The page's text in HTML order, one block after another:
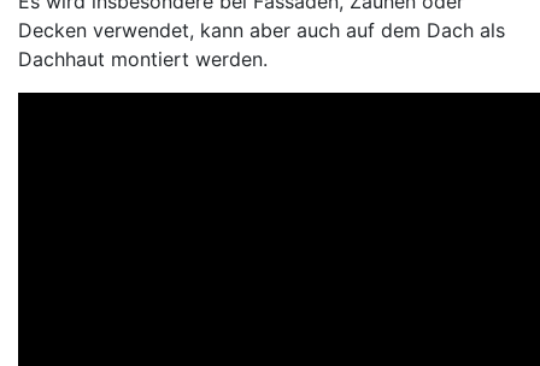
Decken verwendet, kann aber auch auf dem Dach als
Dachhaut montiert werden.